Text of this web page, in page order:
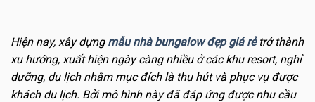
Hiện nay, xây dựng mẫu nhà bungalow đẹp giá rẻ trở thành
xu hướng, xuất hiện ngày càng nhiều ở các khu resort, nghỉ
dưỡng, du lịch nhằm mục đích là thu hút và phục vụ được
khách du lịch. Bởi mô hình này đã đáp ứng được nhu cầu